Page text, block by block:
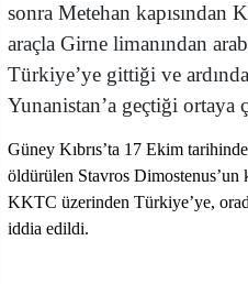
sonra Metehan kapısından
araçla Girne limanından
Türkiye’ye gittiği ve
Yunanistan’a geçtiği ortaya
Güney Kıbrıs’ta 17 Ekim tarihinde
öldürülen Stavros Dimostenus’un
KKTC üzerinden Türkiye’ye,
iddia edildi.